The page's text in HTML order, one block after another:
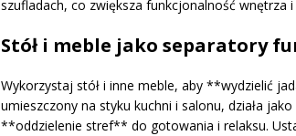
szufladach, co zwiększa funkcjonalność wnętrza
Stół i meble jako separatory
Wykorzystaj stół i inne meble, aby **wydzielić
umieszczony na styku kuchni i salonu, działa
**oddzielenie stref** do gotowania i relaksu.